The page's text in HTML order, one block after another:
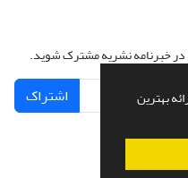
بهترین
در خبرنامه نشریه مشترک شوید.
اشتراک
سازی ازسیناوب